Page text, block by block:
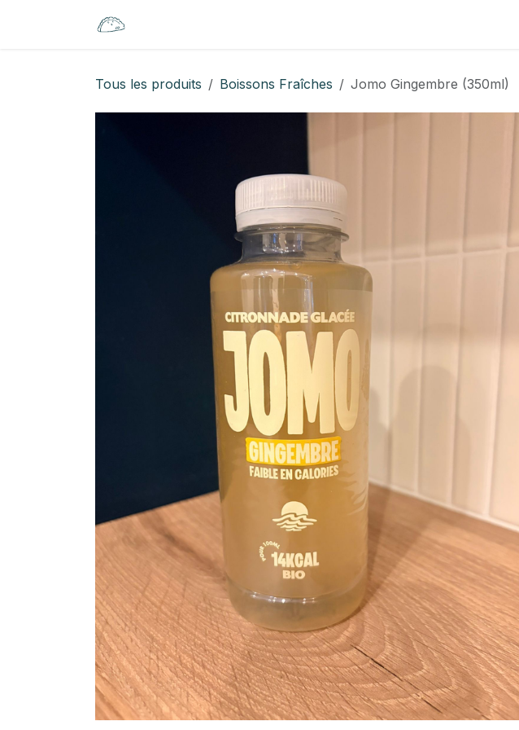
Tous les produits Boissons Fraîches Jomo Gingembre (350ml)